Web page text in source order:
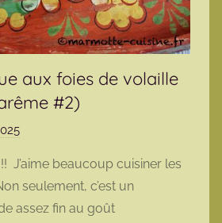
aux foies de volaille
#2)
r
m
a
J’aime beaucoup cuisiner les
seulement, c’est un
assez fin au goût